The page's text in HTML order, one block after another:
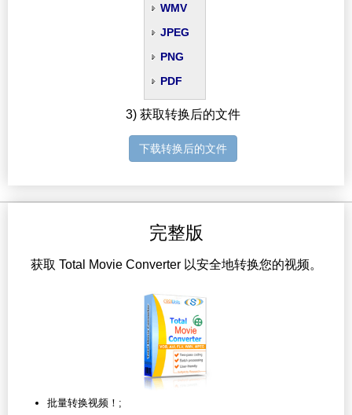
WMV
JPEG
PNG
PDF
3) 获取转换后的文件
下载转换后的文件
完整版
获取 Total Movie Converter 以安全地转换您的视频。
批量转换视频！;